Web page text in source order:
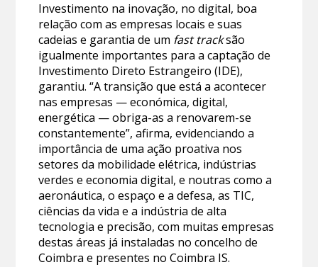
Investimento na inovação, no digital, boa
relação com as empresas locais e suas
cadeias e garantia de um fast tracksão
igualmente importantes para a captação de
Investimento Direto Estrangeiro (IDE),
garantiu. “A transição que está a acontecer
nas empresas — económica, digital,
energética — obriga-as a renovarem-se
constantemente”, afirma, evidenciando a
importância de uma ação proativa nos
setores da mobilidade elétrica, indústrias
verdes e economia digital, e noutras como a
aeronáutica, o espaço e a defesa, as TIC,
ciências da vida e a indústria de alta
tecnologia e precisão, com muitas empresas
destas áreas já instaladas no concelho de
Coimbra e presentes no Coimbra IS.